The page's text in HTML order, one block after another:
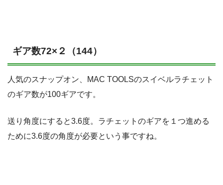
ギア数72×２（144）
人気のスナップオン、MAC TOOLSのスイベルラチェット
のギア数が100ギアです。
送り角度にすると3.6度。ラチェットのギアを１つ進める
ために3.6度の角度が必要という事ですね。